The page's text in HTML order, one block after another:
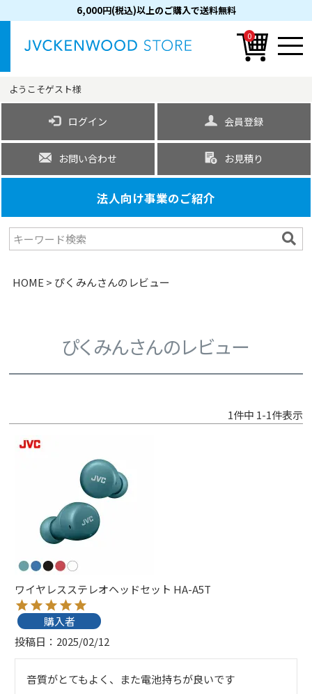
6,000円(税込)以上のご購入で送料無料
0
ようこそゲスト様
ログイン 会員登録
お問い合わせ お見積り
法人向け事業のご紹介
HOME ぴくみんさんのレビュー
ぴくみんさんのレビュー
1件中 1-1件表示
ワイヤレスステレオヘッドセット HA-A5T
購入者
投稿日
2025/02/12
音質がとてもよく、また電池持ちが良いです